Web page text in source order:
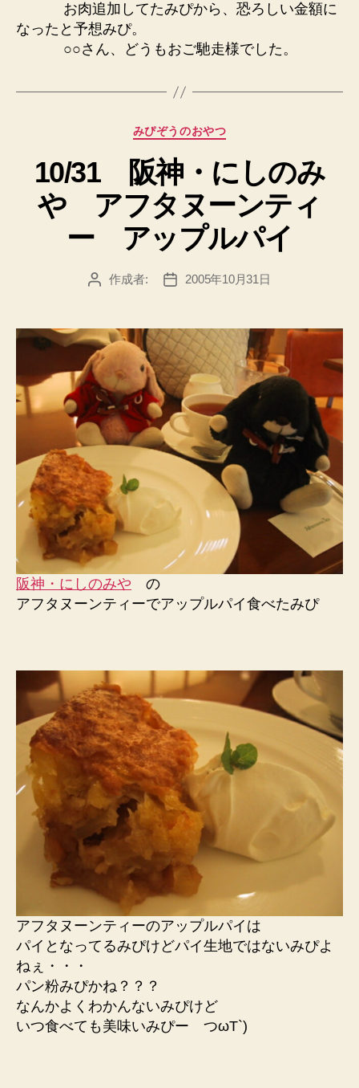
お肉追加してたみぴから、恐ろしい金額に
なったと予想みぴ。
○○さん、どうもおご馳走様でした。
カ
ゴ
リ
ー
みぴぞうのおやつ
10/31 阪神・にしのみ
や アフタヌーンティ
ー アップルパイ
投
作成者:
投
2005年10月31日
阪神・にしのみや の
アフタヌーンティーでアップルパイ食べたみぴ
アフタヌーンティーのアップルパイは
パイとなってるみぴけどパイ生地ではないみぴよ
ねぇ・・・
パン粉みぴかね？？？
なんかよくわかんないみぴけど
いつ食べても美味いみぴー つωT`)